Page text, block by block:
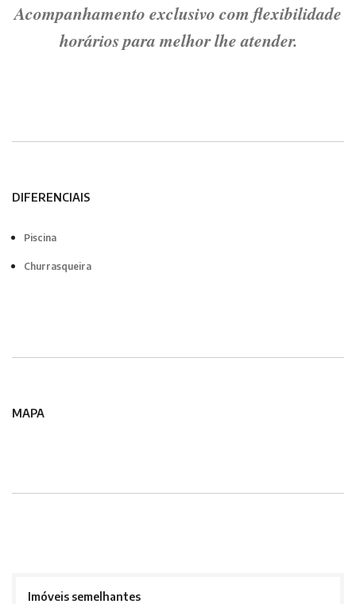
Acompanhamento exclusivo com flexibilidade
horários para melhor lhe atender.
DIFERENCIAIS
Piscina
Churrasqueira
MAPA
Imóveis semelhantes